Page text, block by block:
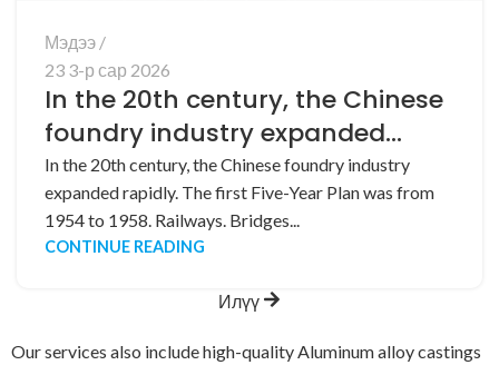
Мэдээ
23 3-р сар 2026
In the 20th century, the Chinese
foundry industry expanded
rapidly. The first Five-Year Plan
was from 1954 to 1958.
In the 20th century, the Chinese foundry industry
expanded rapidly. The first Five-Year Plan was from
1954 to 1958. Railways. Bridges...
CONTINUE READING
Илүү
Our services also include high-qualityAluminum alloy castings